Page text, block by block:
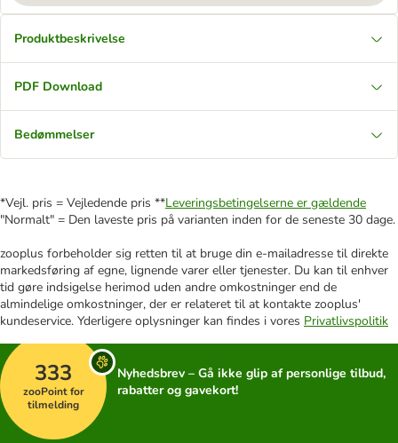
Produktbeskrivelse
PDF Download
Bedømmelser
*Vejl. pris = Vejledende pris **Leveringsbetingelserne er gældende
"Normalt" = Den laveste pris på varianten inden for de seneste 30 dage.
zooplus forbeholder sig retten til at bruge din e-mailadresse til direkte
markedsføring af egne, lignende varer eller tjenester. Du kan til enhver
tid gøre indsigelse herimod uden andre omkostninger end de
almindelige omkostninger, der er relateret til at kontakte zooplus'
kundeservice. Yderligere oplysninger kan findes i vores Privatlivspolitik
333
zooPoint for
tilmelding
Nyhedsbrev – Gå ikke glip af personlige tilbud,
rabatter og gavekort!